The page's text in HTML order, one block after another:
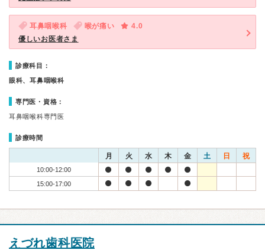
耳鼻咽喉科 喉が痛い
4.0
優しいお医者さま
診療科目：
眼科、耳鼻咽喉科
専門医・資格：
耳鼻咽喉科専門医
診療時間
月 火 水 木 金 土 日 祝
10:00-12:00
15:00-17:00
えづれ歯科医院